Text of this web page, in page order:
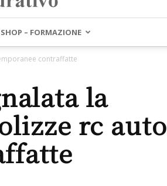
SHOP – FORMAZIONE
contraffatte
la
rc auto